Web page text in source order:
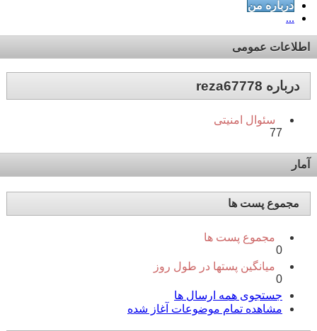
درباره من
...
اطلاعات عمومی
درباره reza67778
سئوال امنیتی
77
آمار
مجموع پست ها
مجموع پست ها
0
میانگین پستها در طول روز
0
جستجوی همه ارسال ها
مشاهده تمام موضوعات آغاز شده